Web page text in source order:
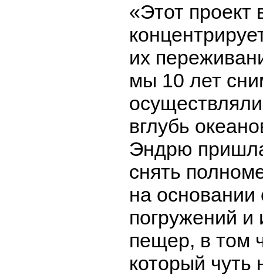
«Этот проект
их
мы 10 лет
вглубь
Эндрю
снять
на основании
погружений и
пещер, в том
который чуть